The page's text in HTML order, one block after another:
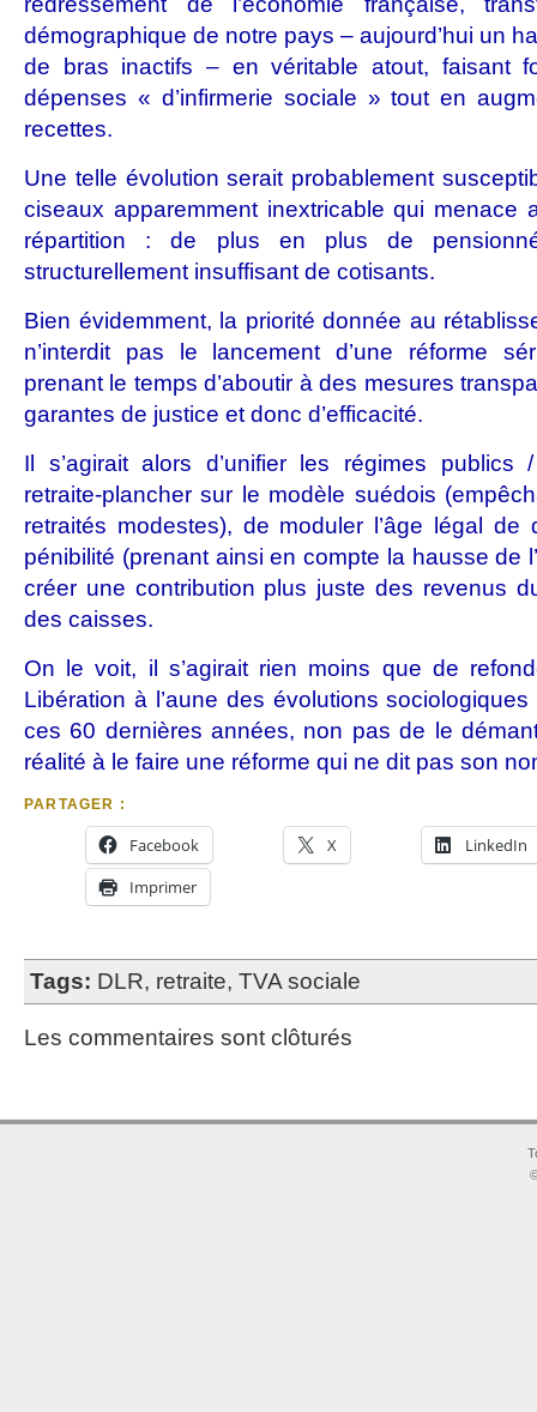
démographique de notre pays – aujourd’hui un
de bras inactifs – en véritable atout, faisant
dépenses « d’infirmerie sociale » tout en
recettes.
Une telle évolution serait probablement
ciseaux apparemment inextricable qui menace
répartition : de plus en plus de
structurellement insuffisant de cotisants.
Bien évidemment, la priorité donnée au
n’interdit pas le lancement d’une réforme
prenant le temps d’aboutir à des mesures
garantes de justice et donc d’efficacité.
Il s’agirait alors d’unifier les régimes publics
retraite-plancher sur le modèle suédois
retraités modestes), de moduler l’âge légal
pénibilité (prenant ainsi en compte la hausse de
créer une contribution plus juste des revenus
des caisses.
On le voit, il s’agirait rien moins que de
Libération à l’aune des évolutions
ces 60 dernières années, non pas de le
réalité à le faire une réforme qui ne dit pas son
PARTAGER :
Facebook X
LinkedIn
Imprimer
Tags: DLR, retraite, TVA sociale
Les commentaires sont clôturés